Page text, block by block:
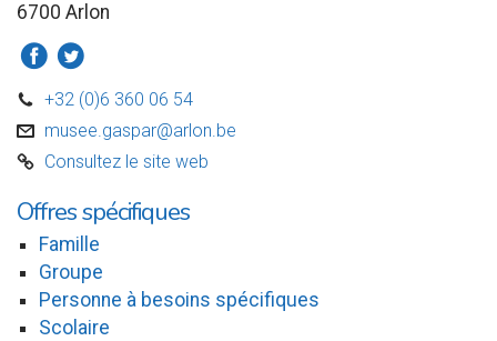
6700 Arlon
a b
D +32 (0)6 360 06 54
v musee.gaspar@arlon.be
C Consultez le site web
Offres spécifiques
Famille
Groupe
Personne à besoins spécifiques
Scolaire